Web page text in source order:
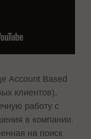
Account Based
клиентов),
работу с
в компании.
на поиск